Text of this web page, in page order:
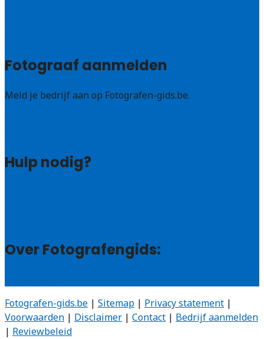
Fotograaf aanmelden
Meld je bedrijf aan op Fotografen-gids.be.
Hulp nodig?
Over Fotografengids:
Fotografen-gids.be | Sitemap | Privacy statement |
Voorwaarden | Disclaimer | Contact | Bedrijf aanmelden
| Reviewbeleid